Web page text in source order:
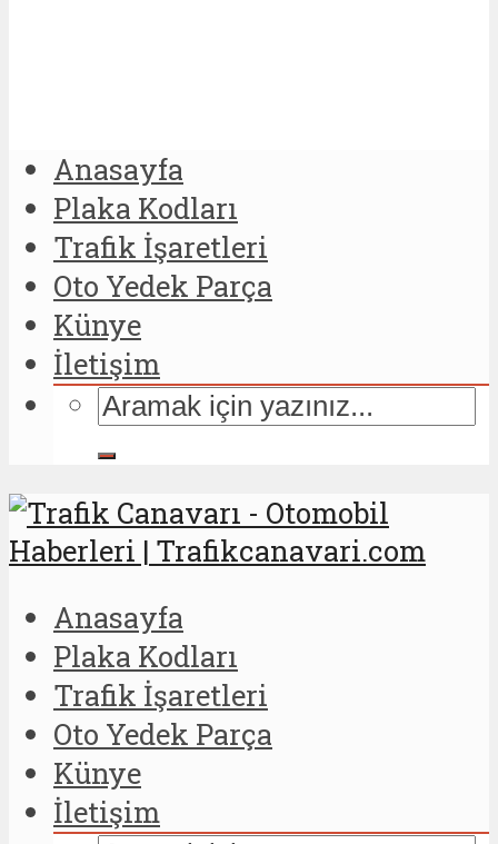
Anasayfa
Plaka Kodları
Trafik İşaretleri
Oto Yedek Parça
Künye
İletişim
Anasayfa
Plaka Kodları
Trafik İşaretleri
Oto Yedek Parça
Künye
İletişim